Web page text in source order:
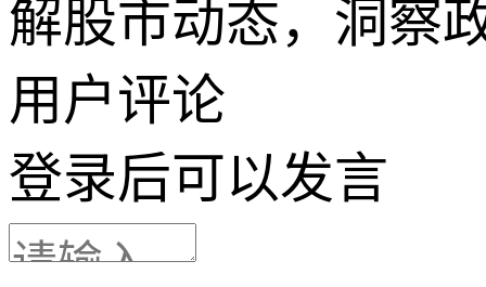
解股市动态，洞察
用户评论
登录后可以发言